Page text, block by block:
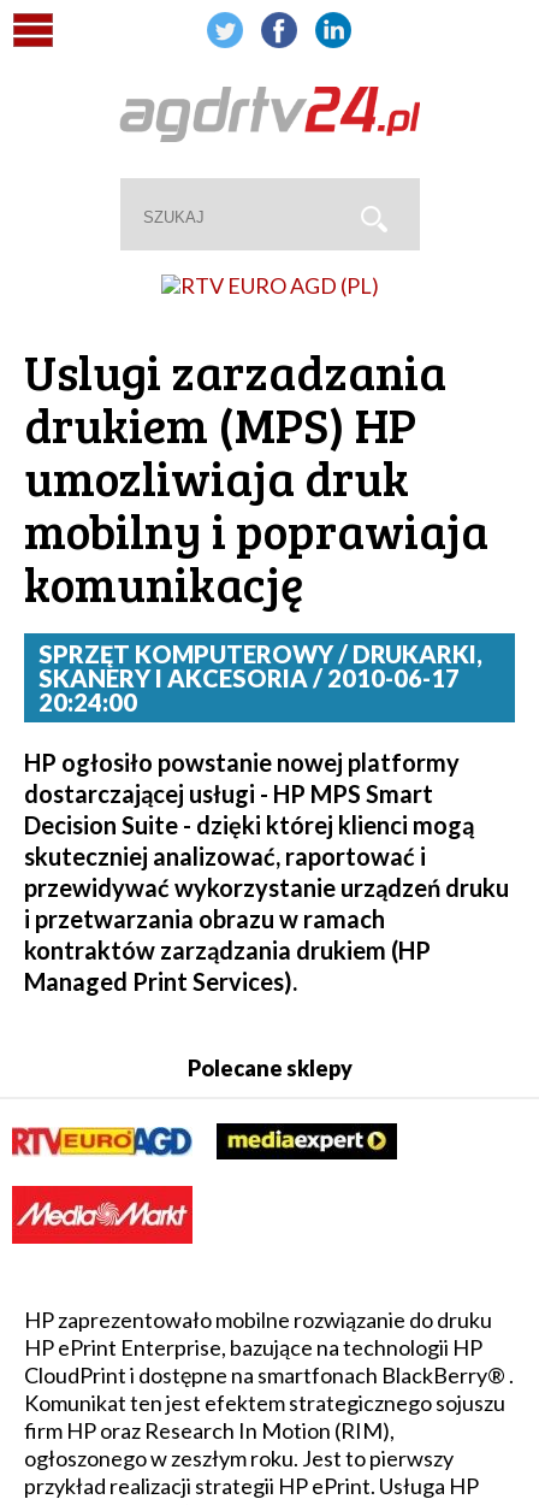
Uslugi zarzadzania
drukiem (MPS) HP
umozliwiaja druk
mobilny i poprawiaja
komunikację
SPRZĘT KOMPUTEROWY / DRUKARKI,
SKANERY I AKCESORIA / 2010-06-17
20:24:00
HP ogłosiło powstanie nowej platformy
dostarczającej usługi - HP MPS Smart
Decision Suite - dzięki której klienci mogą
skuteczniej analizować, raportować i
przewidywać wykorzystanie urządzeń druku
i przetwarzania obrazu w ramach
kontraktów zarządzania drukiem (HP
Managed Print Services).
Polecane sklepy
HP zaprezentowało mobilne rozwiązanie do druku
HP ePrint Enterprise, bazujące na technologii HP
CloudPrint i dostępne na smartfonach BlackBerry® .
Komunikat ten jest efektem strategicznego sojuszu
firm HP oraz Research In Motion (RIM),
ogłoszonego w zeszłym roku. Jest to pierwszy
przykład realizacji strategii HP ePrint. Usługa HP